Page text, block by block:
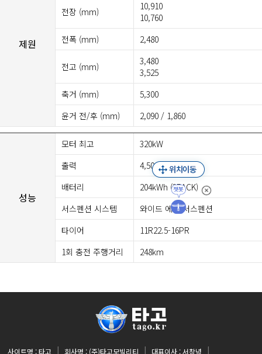
제원
전장 (mm)
10,910
10,760
전폭 (mm)
2,480
전고 (mm)
3,480
3,525
축거 (mm)
5,300
윤거 전/후 (mm)
2,090 / 1,860
성능
모터 최고
320kW
출력
4,500rpm
배터리
204kWh (3PACK)
서스펜션 시스템
와이드 에어 서스펜션
타이어
11R22.5-16PR
1회 충전 주행거리
248km
사이트명 : 타고 회사명 : (주)타고모빌리티 대표이사 : 서창녕